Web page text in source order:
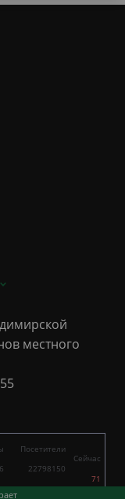
местного
Посетители
22798150
17758
Сейчас
71